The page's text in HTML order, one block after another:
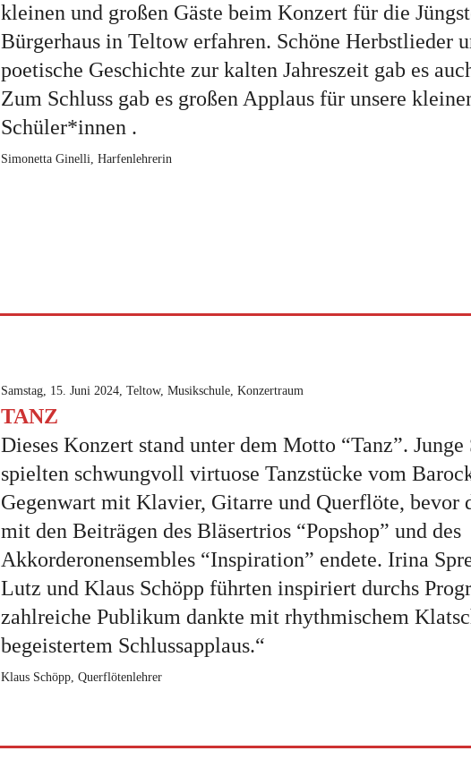
kleinen und großen Gäste beim Konzert für die
Bürgerhaus in Teltow erfahren. Schöne Herbstlieder
poetische Geschichte zur kalten Jahreszeit gab es
Zum Schluss gab es großen Applaus für unsere
Schüler*innen .
Simonetta Ginelli, Harfenlehrerin
Samstag, 15. Juni 2024, Teltow, Musikschule, Konzertraum
TANZ
Dieses Konzert stand unter dem Motto “Tanz”.
spielten schwungvoll virtuose Tanzstücke vom
Gegenwart mit Klavier, Gitarre und Querflöte, bevor
mit den Beiträgen des Bläsertrios “Popshop” und des
Akkorderonensembles “Inspiration” endete. Irina
Lutz und Klaus Schöpp führten inspiriert durchs
zahlreiche Publikum dankte mit rhythmischem
begeistertem Schlussapplaus.“
Klaus Schöpp, Querflötenlehrer